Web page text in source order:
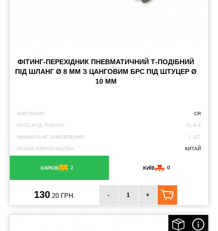
ФІТИНГ-ПЕРЕХІДНИК ПНЕВМАТИЧНИЙ Т-ПОДІБНИЙ
ПІД ШЛАНГ Ø 8 ММ З ЦАНГОВИМ БРС ПІД ШТУЦЕР Ø
10 ММ
ВИРОБНИК: CR
КРОС-КОД ТОВАРУ: PL-8-8
МІНІМАЛЬНЕ ЗАМОВЛЕННЯ: 1 ШТ.
КРАЇНА ВИРОБНИЦТВА: КИТАЙ
ХАРКІВ 2 КИЇВ 0
130.20 ГРН. - +